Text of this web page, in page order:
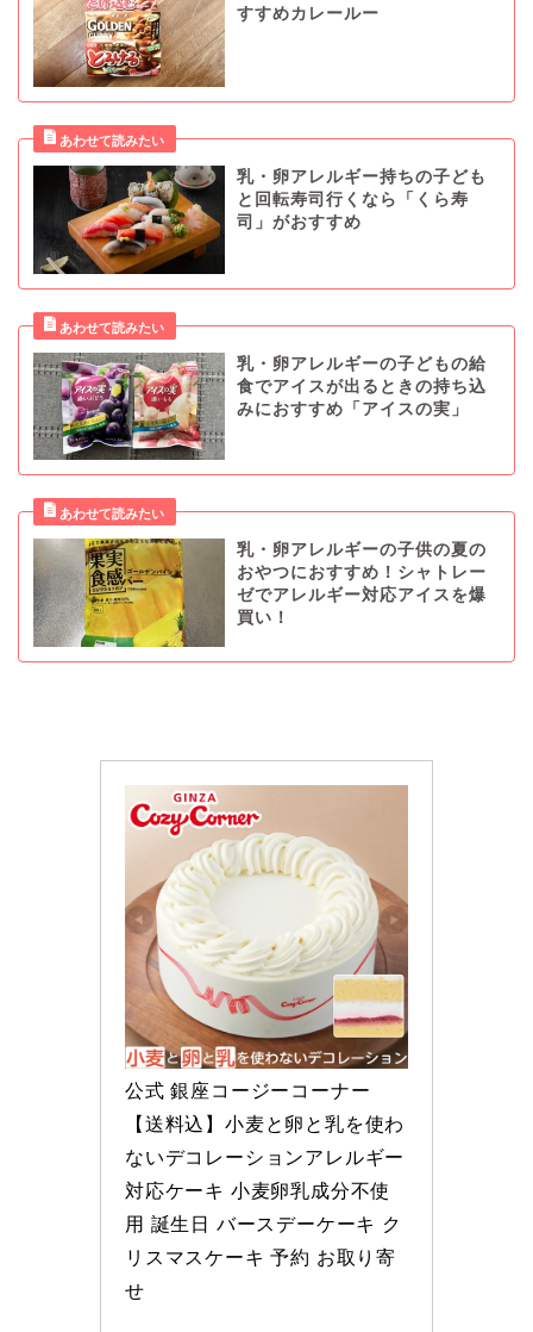
すすめカレールー
乳・卵アレルギー持ちの子ども
と回転寿司行くなら「くら寿
司」がおすすめ
乳・卵アレルギーの子どもの給
食でアイスが出るときの持ち込
みにおすすめ「アイスの実」
乳・卵アレルギーの子供の夏の
おやつにおすすめ！シャトレー
ゼでアレルギー対応アイスを爆
買い！
公式 銀座コージーコーナー
【送料込】小麦と卵と乳を使わ
ないデコレーションアレルギー
対応ケーキ 小麦卵乳成分不使
用 誕生日 バースデーケーキ ク
リスマスケーキ 予約 お取り寄
せ